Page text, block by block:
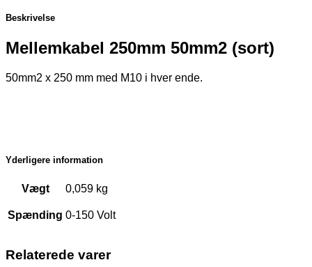
Beskrivelse
Mellemkabel 250mm 50mm2 (sort)
50mm2 x 250 mm med M10 i hver ende.
Yderligere information
Vægt 0,059 kg
Spænding 0-150 Volt
Relaterede varer